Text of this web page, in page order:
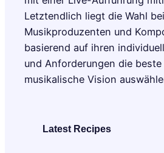
Letztendlich liegt die Wahl
Musikproduzenten und
basierend auf ihren
und Anforderungen die
musikalische Vision
Latest Recipes